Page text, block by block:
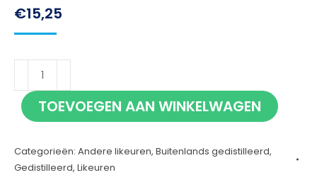
€15,25
Melody
Crema
Catalana
aantal
TOEVOEGEN AAN WINKELWAGEN
Categorieën: Andere likeuren, Buitenlands gedistilleerd,
Gedistilleerd, Likeuren